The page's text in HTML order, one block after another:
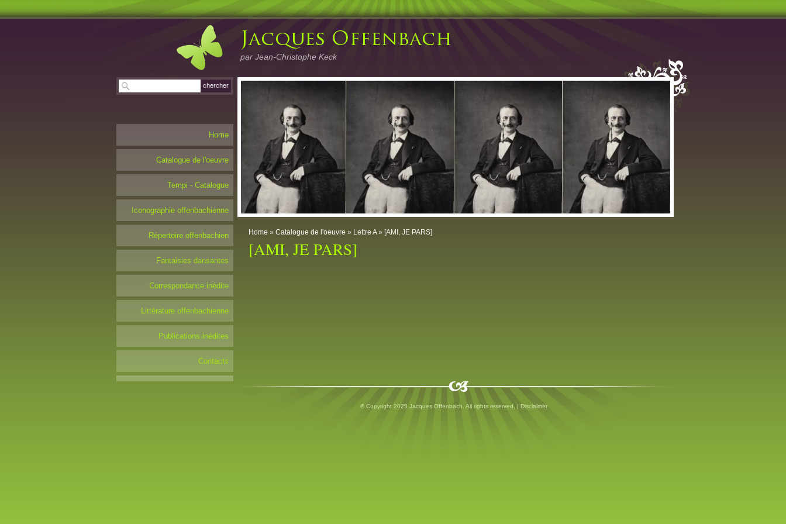
par Jean-Christophe Keck
Home » Catalogue de l'oeuvre » Lettre A» [AMI, JE PARS]
[AMI, JE PARS]
Home
Catalogue de l'oeuvre
Tempi - Catalogue
Iconographie offenbachienne
Répertoire offenbachien
Fantaisies dansantes
Correspondance inédite
Littérature offenbachienne
Publications inédites
Contacts
© Copyright 2025 Jacques Offenbach. All rights reserved. | Disclaimer